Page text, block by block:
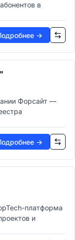
в
→
Форсайт —
→
платформа
и